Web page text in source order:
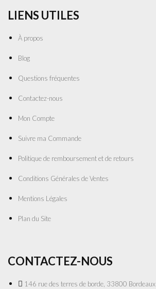
LIENS UTILES
À propos
Blog
Questions fréquentes
Contactez-nous
Mon Compte
Suivre ma Commande
Politique de remboursement et de retours
Conditions Générales de Ventes
Mentions Légales
Plan du Site
CONTACTEZ-NOUS
146 rue des terres de borde, 33800 Bordeaux